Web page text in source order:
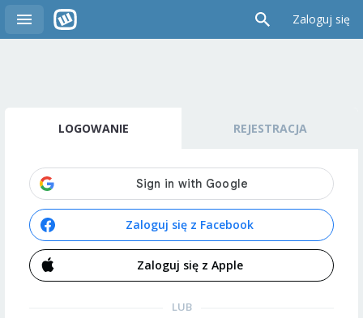
Zaloguj się
LOGOWANIE REJESTRACJA
Zaloguj się z Facebook
Zaloguj się z Apple
LUB